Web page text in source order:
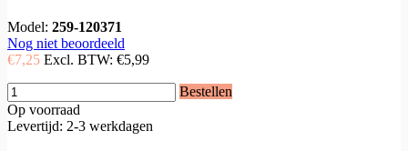
Model: 259-120371
Nog niet beoordeeld
€7,25 Excl. BTW: €5,99
Bestellen
Op voorraad
Levertijd: 2-3 werkdagen